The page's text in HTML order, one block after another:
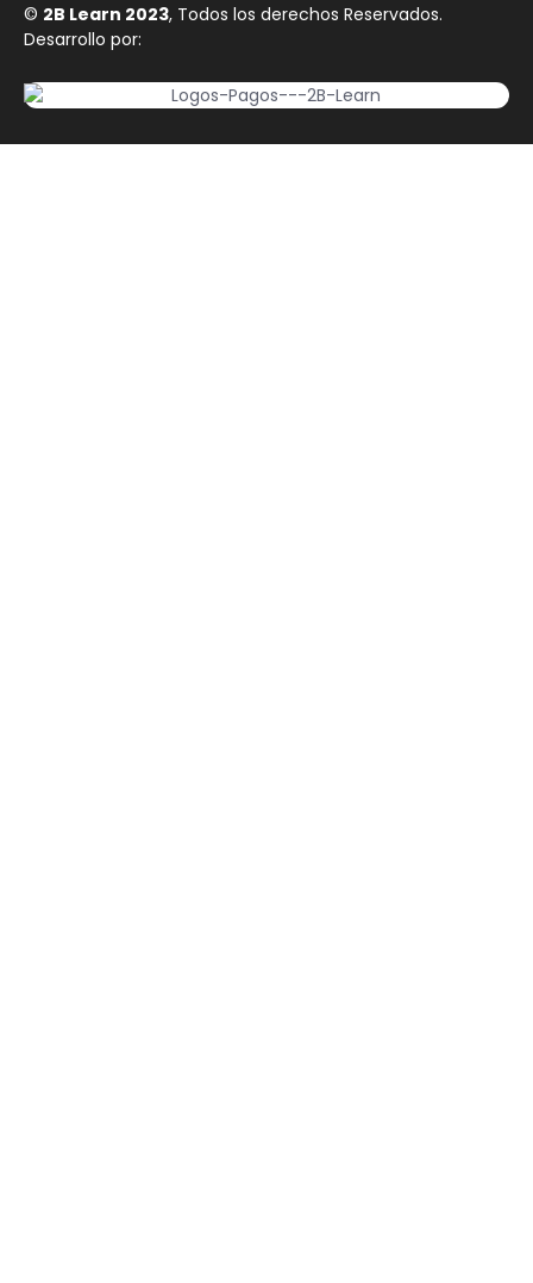
© 2B Learn 2023, Todos los derechos Reservados.
Desarrollo por: